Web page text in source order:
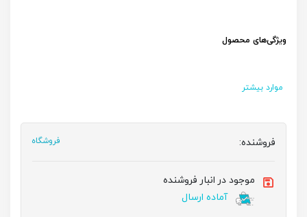
ویژگی‌های محصول
موارد بیشتر
فروشنده: فروشگاه
موجود در انبار فروشنده
آماده ارسال